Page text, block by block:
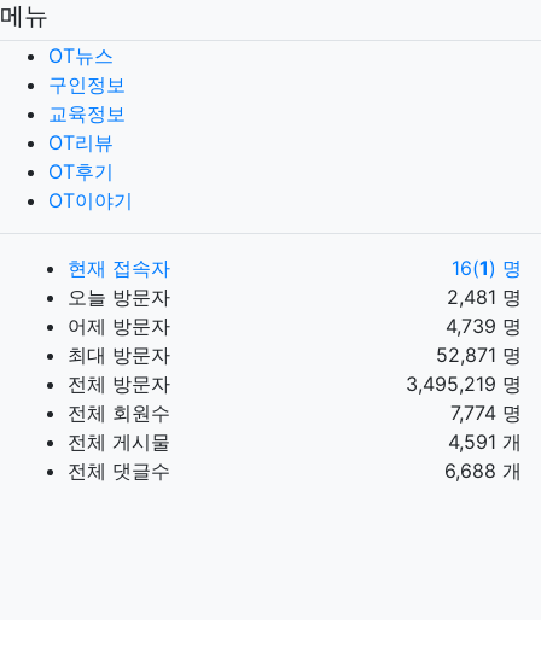
메뉴
OT뉴스
구인정보
교육정보
OT리뷰
OT후기
OT이야기
현재 접속자 16(1) 명
오늘 방문자
2,481 명
어제 방문자
4,739 명
최대 방문자
52,871 명
전체 방문자
3,495,219 명
전체 회원수
7,774 명
전체 게시물
4,591 개
전체 댓글수
6,688 개